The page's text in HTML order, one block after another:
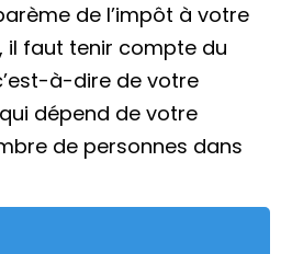
de l’impôt à votre
il faut tenir compte du
à-dire de votre
dépend de votre
de personnes dans